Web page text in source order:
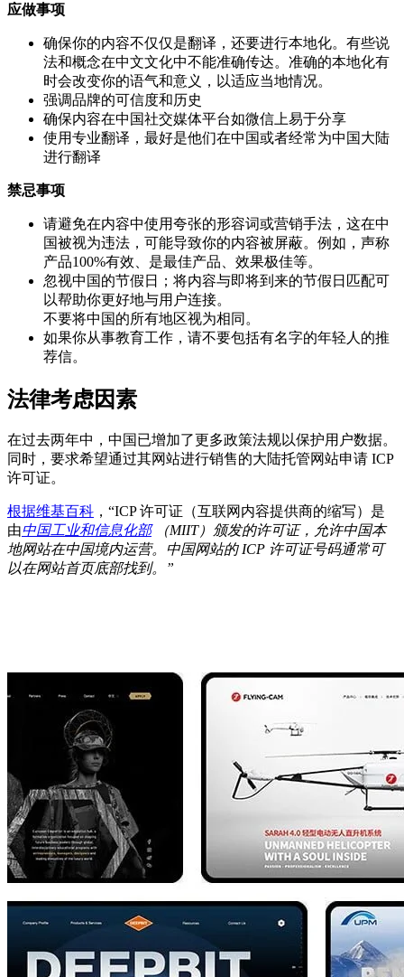
应做事项
确保你的内容不仅仅是翻译，还要进行本地化。有些说
法和概念在中文文化中不能准确传达。准确的本地化有
时会改变你的语气和意义，以适应当地情况。
强调品牌的可信度和历史
确保内容在中国社交媒体平台如微信上易于分享
使用专业翻译，最好是他们在中国或者经常为中国大陆
进行翻译
禁忌事项
请避免在内容中使用夸张的形容词或营销手法，这在中
国被视为违法，可能导致你的内容被屏蔽。例如，声称
产品100%有效、是最佳产品、效果极佳等。
忽视中国的节假日；将内容与即将到来的节假日匹配可
以帮助你更好地与用户连接。
不要将中国的所有地区视为相同。
如果你从事教育工作，请不要包括有名字的年轻人的推
荐信。
法律考虑因素
在过去两年中，中国已增加了更多政策法规以保护用户数据。
同时，要求希望通过其网站进行销售的大陆托管网站申请 ICP
许可证。
根据维基百科 ，“ICP 许可证（互联网内容提供商的缩写）是
由中国工业和信息化部（MIIT）颁发的许可证，允许中国本
地网站在中国境内运营。中国网站的 ICP 许可证号码通常可
以在网站首页底部找到。”